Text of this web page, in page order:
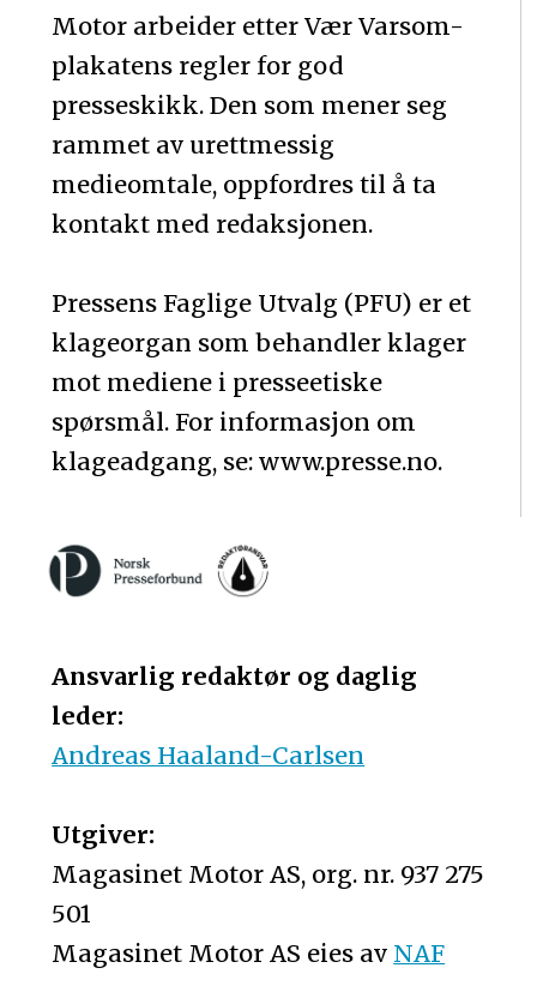
Motor arbeider etter Vær Varsom-
plakatens regler for god
presseskikk. Den som mener seg
rammet av urettmessig
medieomtale, oppfordres til å ta
kontakt med redaksjonen.
Pressens Faglige Utvalg (PFU) er et
klageorgan som behandler klager
mot mediene i presseetiske
spørsmål. For informasjon om
klageadgang, se: www.presse.no.
Ansvarlig redaktør og daglig
leder:
Andreas Haaland-Carlsen
Utgiver:
Magasinet Motor AS, org. nr. 937 275
501
Magasinet Motor AS eies av NAF